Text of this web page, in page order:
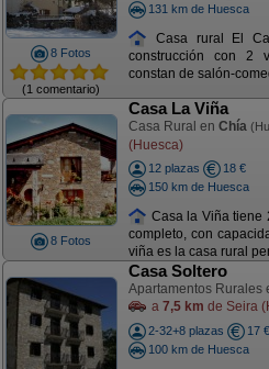
8 Fotos
(1 comentario)
131 km de Huesca
Casa rural El
construcción con 2
constan de salón-
8 Fotos
Casa La Viña
Casa Rural en Chía
(Huesca)
12 plazas
18 €
150 km de Huesca
Casa la Viña tiene
completo, con
viña es la casa rural
Casa Soltero
Apartamentos Rurales
a 7,5 km de Seira
2-32+8 plazas
17 €
100 km de Huesca